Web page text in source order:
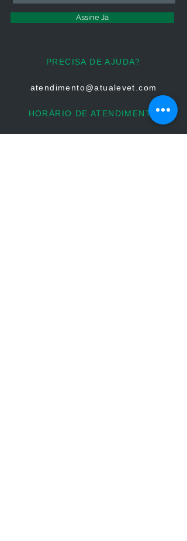
Assine Já
PRECISA DE AJUDA?
atendimento@atualevet.com
HORÁRIO DE ATENDIMENTO